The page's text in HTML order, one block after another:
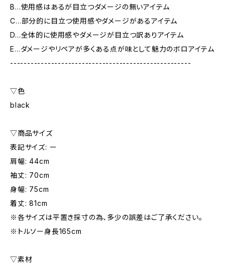
B…使用感はあるが目立つダメージの無いアイテム
C…部分的に目立つ使用感やダメージがあるアイテム
D…全体的に使用感やダメージが目立つ訳ありアイテム
E…ダメージやリペアが多くある点が味として魅力のボロアイテム
-----------------------------------------------------
▽色
black
▽商品サイズ
表記サイズ: ー
肩幅: 44cm
袖丈: 70cm
身幅: 75cm
着丈: 81cm
※各サイズは平置き採寸の為、多少の誤差はご了承ください。
※トルソー身長165cm
▽素材